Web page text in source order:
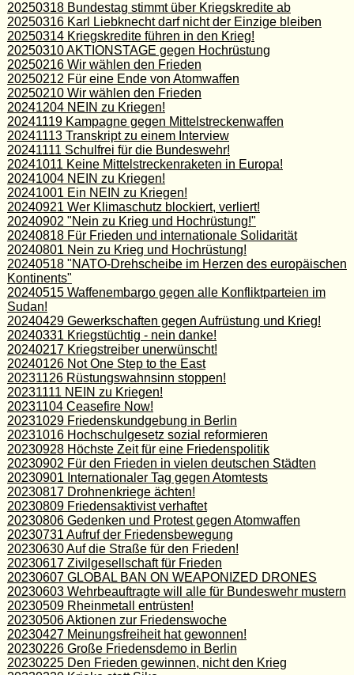
20250318 Bundestag stimmt über Kriegskredite ab
20250316 Karl Liebknecht darf nicht der Einzige bleiben
20250314 Kriegskredite führen in den Krieg!
20250310 AKTIONSTAGE gegen Hochrüstung
20250216 Wir wählen den Frieden
20250212 Für eine Ende von Atomwaffen
20250210 Wir wählen den Frieden
20241204 NEIN zu Kriegen!
20241119 Kampagne gegen Mittelstreckenwaffen
20241113 Transkript zu einem Interview
20241111 Schulfrei für die Bundeswehr!
20241011 Keine Mittelstreckenraketen in Europa!
20241004 NEIN zu Kriegen!
20241001 Ein NEIN zu Kriegen!
20240921 Wer Klimaschutz blockiert, verliert!
20240902 "Nein zu Krieg und Hochrüstung!"
20240818 Für Frieden und internationale Solidarität
20240801 Nein zu Krieg und Hochrüstung!
20240518 "NATO-Drehscheibe im Herzen des europäischen
Kontinents"
20240515 Waffenembargo gegen alle Konfliktparteien im
Sudan!
20240429 Gewerkschaften gegen Aufrüstung und Krieg!
20240331 Kriegstüchtig - nein danke!
20240217 Kriegstreiber unerwünscht!
20240126 Not One Step to the East
20231126 Rüstungswahnsinn stoppen!
20231111 NEIN zu Kriegen!
20231104 Ceasefire Now!
20231029 Friedenskundgebung in Berlin
20231016 Hochschulgesetz sozial reformieren
20230928 Höchste Zeit für eine Friedenspolitik
20230902 Für den Frieden in vielen deutschen Städten
20230901 Internationaler Tag gegen Atomtests
20230817 Drohnenkriege ächten!
20230809 Friedensaktivist verhaftet
20230806 Gedenken und Protest gegen Atomwaffen
20230731 Aufruf der Friedensbewegung
20230630 Auf die Straße für den Frieden!
20230617 Zivilgesellschaft für Frieden
20230607 GLOBAL BAN ON WEAPONIZED DRONES
20230603 Wehrbeauftragte will alle für Bundeswehr mustern
20230509 Rheinmetall entrüsten!
20230506 Aktionen zur Friedenswoche
20230427 Meinungsfreiheit hat gewonnen!
20230226 Große Friedensdemo in Berlin
20230225 Den Frieden gewinnen, nicht den Krieg